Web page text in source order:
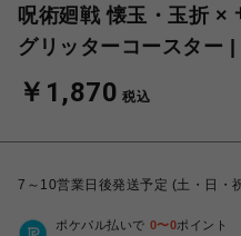
呪術廻戦 懐玉・玉折 ×
グリッターコースター
￥1,870 税込
7～10営業日後発送予定 (土・日・
ポケパル払いで 0〜0ポイント